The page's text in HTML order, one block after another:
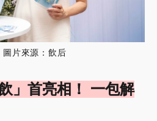
圖片來源：飲后
」首亮相！ 一包解